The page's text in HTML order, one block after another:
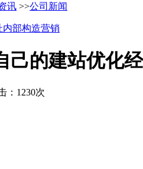
讯 >>公司新闻
内部构造营销
己的建站优化
：1230次